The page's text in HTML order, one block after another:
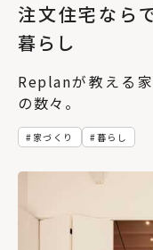
注文住宅なら
暮らし
家づくり 暮らし
Replanが教える
の数々。